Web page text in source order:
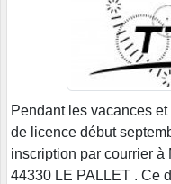
Pendant les vacances
de licence début
inscription par courrier à
44330 LE PALLET . Ce